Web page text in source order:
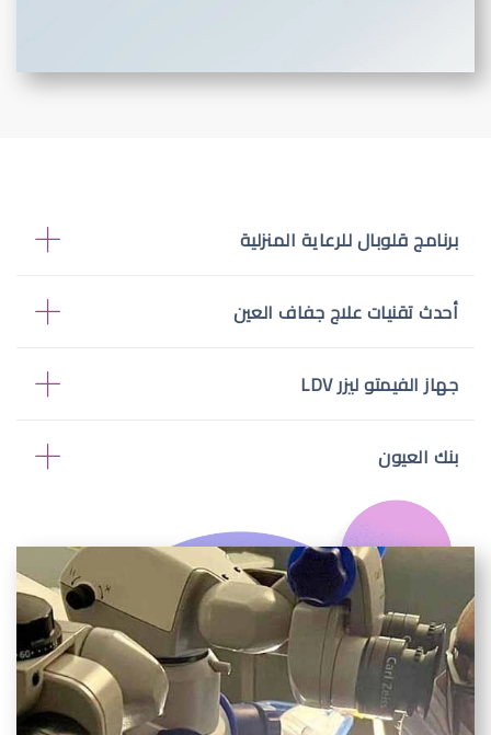
برنامج قلوبال للرعاية المنزلية
أحدث تقنيات علاج جفاف العين
جهاز الفيمتو ليزر LDV
بنك العيون